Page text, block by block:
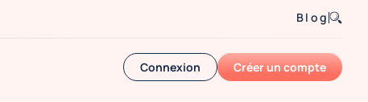
Blog
Connexion Créer un compte